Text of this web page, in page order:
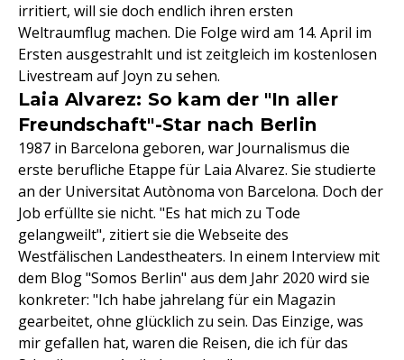
irritiert, will sie doch endlich ihren ersten
Weltraumflug machen. Die Folge wird am 14. April im
Ersten ausgestrahlt und ist zeitgleich im kostenlosen
Livestream auf Joyn zu sehen.
Laia Alvarez: So kam der "In aller
Freundschaft"-Star nach Berlin
1987 in Barcelona geboren, war Journalismus die
erste berufliche Etappe für Laia Alvarez. Sie studierte
an der Universitat Autònoma von Barcelona. Doch der
Job erfüllte sie nicht. "Es hat mich zu Tode
gelangweilt", zitiert sie die Webseite des
Westfälischen Landestheaters. In einem Interview mit
dem Blog "Somos Berlin" aus dem Jahr 2020 wird sie
konkreter: "Ich habe jahrelang für ein Magazin
gearbeitet, ohne glücklich zu sein. Das Einzige, was
mir gefallen hat, waren die Reisen, die ich für das